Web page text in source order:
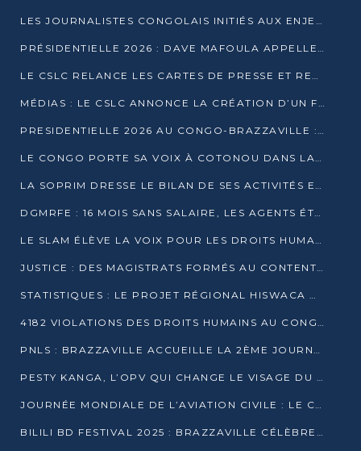
LES JOURNALISTES CONGOLAIS INITIÉS AUX ENJEUX DE L’ÉCONOMIE BLEUE
PRÉSIDENTIELLE 2026 : DAVE MAFOULA APPELLE LES CONGOLAIS À UN « NOUVEAU DÉPART »
LE CSLC RELANCE LES CARTES DE PRESSE ET RECONNAÎT OFFICIELLEMENT LES MÉDIAS EN LIGNE
MÉDIAS : LE CSLC ANNONCE LA CRÉATION D’UN FONDS D’APPUI À LA PRESSE
PRESIDENTIELLE 2026 AU CONGO-BRAZZAVILLE : UN CASTING ÉLARGI
LE CONGO PORTE SA VOIX À COTONOU DANS LA LUTTE CONTRE LA TUBERCULOSE
LA SOPRIM DRESSE LE BILAN DE SES ACTIVITÉS ET FIXE DE NOUVELLES PRIORITÉS
DGMRFE : 16 MOIS SANS SALAIRE, LES AGENTS ÉTOUFFENT DANS LE SILENCE
LE SLAM ÉLÈVE LA VOIX POUR LES DROITS HUMAINS À BRAZZAVILLE
JUSTICE : DES MAGISTRATS FORMÉS AU CONTENTIEUX DE LA PROPRIÉTÉ INTELLECTUELLE
STATISTIQUES : LE PROJET RÉGIONAL HISWACA OFFICIELLEMENT LANCÉ AU CONGO
4182 VIOLATIONS DES DROITS HUMAINS AU CONGO EN 2025 SELON LE CAD
PNLS : BRAZZAVILLE ACCUEILLE LA 2ÈME JOURNÉE SCIENTIFIQUE SUR LE VIH/SIDA
PESTY KANGA, L’OPV QUI CHANGE LE VISAGE DU REPORTAGE AU CONGO
JOURNÉE MONDIALE DE L’AVIATION CIVILE : LE CONGO MISE SUR L’INNOVATION ET LA SÉCURITÉ
BILILI BD FESTIVAL 2025 : BRAZZAVILLE CÉLÈBRE DIX ANS DE CRÉATION GRAPHIQUE AFRICAINE